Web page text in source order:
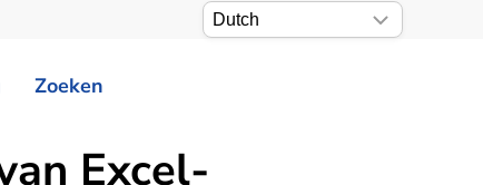
Zoeken
Excel-